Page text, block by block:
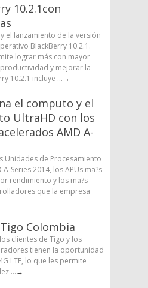
10.2.1con
el lanzamiento de la versión
BlackBerry 10.2.1.
lograr más con mayor
y mejorar la
10.2.1 incluye ...→
el computo y el
UltraHD con los
AMD A-
Unidades de Procesamiento
Series 2014, los APUs ma?s
rendimiento y los ma?s
que la empresa
Colombia
clientes de Tigo y los
tienen la oportunidad
LTE, lo que les permite
...→